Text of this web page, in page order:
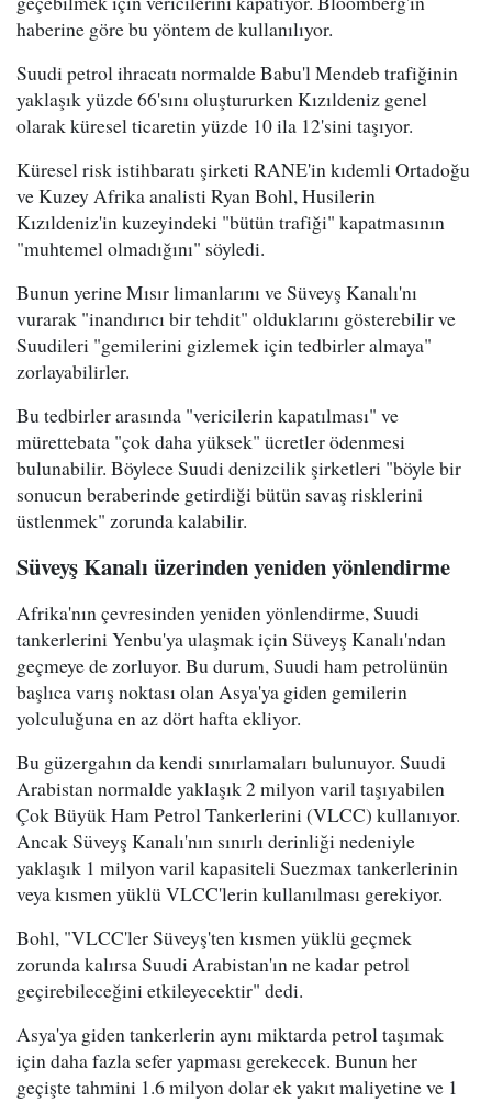
haberine göre bu yöntem de kullanılıyor.
Suudi petrol ihracatı normalde Babu'l Mendeb trafiğinin
yaklaşık yüzde 66'sını oluştururken Kızıldeniz genel
olarak küresel ticaretin yüzde 10 ila 12'sini taşıyor.
Küresel risk istihbaratı şirketi RANE'in kıdemli Ortadoğu
ve Kuzey Afrika analisti Ryan Bohl, Husilerin
Kızıldeniz'in kuzeyindeki "bütün trafiği" kapatmasının
"muhtemel olmadığını" söyledi.
Bunun yerine Mısır limanlarını ve Süveyş Kanalı'nı
vurarak "inandırıcı bir tehdit" olduklarını gösterebilir ve
Suudileri "gemilerini gizlemek için tedbirler almaya"
zorlayabilirler.
Bu tedbirler arasında "vericilerin kapatılması" ve
mürettebata "çok daha yüksek" ücretler ödenmesi
bulunabilir. Böylece Suudi denizcilik şirketleri "böyle bir
sonucun beraberinde getirdiği bütün savaş risklerini
üstlenmek" zorunda kalabilir.
Süveyş Kanalı üzerinden yeniden yönlendirme
Afrika'nın çevresinden yeniden yönlendirme, Suudi
tankerlerini Yenbu'ya ulaşmak için Süveyş Kanalı'ndan
geçmeye de zorluyor. Bu durum, Suudi ham petrolünün
başlıca varış noktası olan Asya'ya giden gemilerin
yolculuğuna en az dört hafta ekliyor.
Bu güzergahın da kendi sınırlamaları bulunuyor. Suudi
Arabistan normalde yaklaşık 2 milyon varil taşıyabilen
Çok Büyük Ham Petrol Tankerlerini (VLCC) kullanıyor.
Ancak Süveyş Kanalı'nın sınırlı derinliği nedeniyle
yaklaşık 1 milyon varil kapasiteli Suezmax tankerlerinin
veya kısmen yüklü VLCC'lerin kullanılması gerekiyor.
Bohl, "VLCC'ler Süveyş'ten kısmen yüklü geçmek
zorunda kalırsa Suudi Arabistan'ın ne kadar petrol
geçirebileceğini etkileyecektir" dedi.
Asya'ya giden tankerlerin aynı miktarda petrol taşımak
için daha fazla sefer yapması gerekecek. Bunun her
geçişte tahmini 1.6 milyon dolar ek yakıt maliyetine ve 1